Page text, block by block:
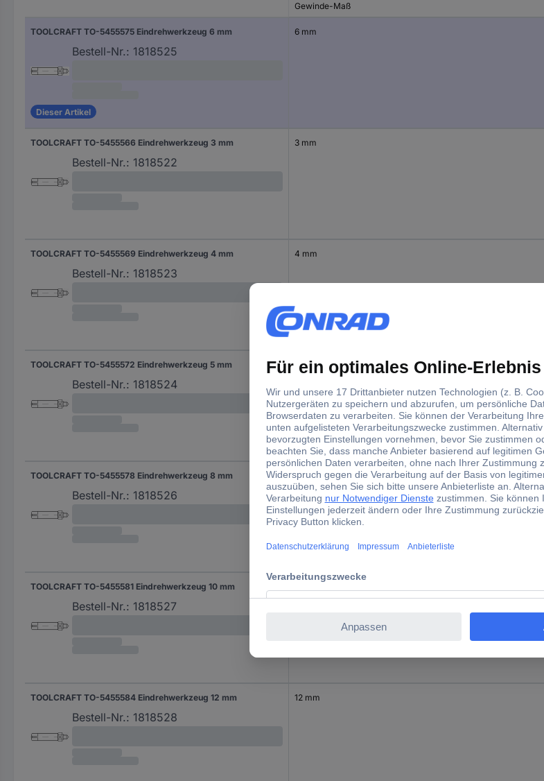
Gewinde-Maß
TOOLCRAFT TO-5455575 Eindrehwerkzeug 6 mm
Bestell-Nr.: 1818525
Dieser Artikel
6 mm
TOOLCRAFT TO-5455566 Eindrehwerkzeug 3 mm
Bestell-Nr.: 1818522
3 mm
TOOLCRAFT TO-5455569 Eindrehwerkzeug 4 mm
Bestell-Nr.: 1818523
4 mm
TOOLCRAFT TO-5455572 Eindrehwerkzeug 5 mm
Bestell-Nr.: 1818524
5 mm
TOOLCRAFT TO-5455578 Eindrehwerkzeug 8 mm
Bestell-Nr.: 1818526
8 mm
TOOLCRAFT TO-5455581 Eindrehwerkzeug 10 mm
Bestell-Nr.: 1818527
TOOLCRAFT TO-5455584 Eindrehwerkzeug 12 mm
Bestell-Nr.: 1818528
12 mm